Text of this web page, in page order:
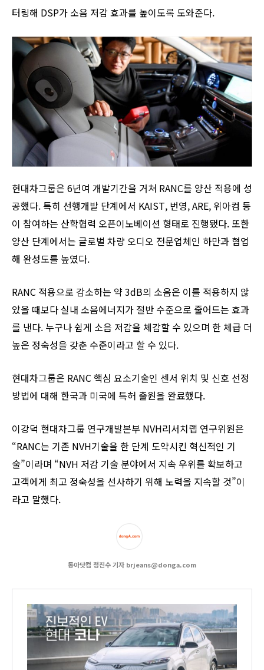
터링해 DSP가 소음 저감 효과를 높이도록 도와준다.
현대차그룹은 6년여 개발기간을 거쳐 RANC를 양산 적용에 성
공했다. 특히 선행개발 단계에서 KAIST, 번영, ARE, 위아컴 등
이 참여하는 산학협력 오픈이노베이션 형태로 진행됐다. 또한
양산 단계에서는 글로벌 차량 오디오 전문업체인 하만과 협업
해 완성도를 높였다.
RANC 적용으로 감소하는 약 3dB의 소음은 이를 적용하지 않
았을 때보다 실내 소음에너지가 절반 수준으로 줄어드는 효과
를 낸다. 누구나 쉽게 소음 저감을 체감할 수 있으며 한 체급 더
높은 정숙성을 갖춘 수준이라고 할 수 있다.
현대차그룹은 RANC 핵심 요소기술인 센서 위치 및 신호 선정
방법에 대해 한국과 미국에 특허 출원을 완료했다.
이강덕 현대차그룹 연구개발본부 NVH리서치랩 연구위원은
“RANC는 기존 NVH기술을 한 단계 도약시킨 혁신적인 기
술”이라며 “NVH 저감 기술 분야에서 지속 우위를 확보하고
고객에게 최고 정숙성을 선사하기 위해 노력을 지속할 것”이
라고 말했다.
동아닷컴 정진수 기자 brjeans@donga.com